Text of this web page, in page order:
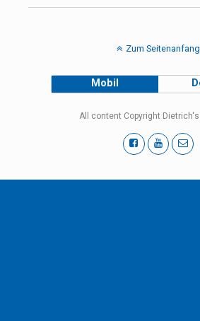
Zum Seitenanfang
Mobil
All content Copyright Dietrich's